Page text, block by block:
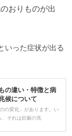
おりものが出
いった症状が出る
の違い・特徴と病
候について
の変化」があります。い
、それは妊娠の兆